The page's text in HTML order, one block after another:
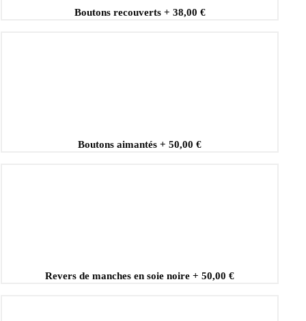
Boutons recouverts+ 38,00 €
Boutons aimantés +50,00 €
Revers de manches en soie noire+50,00 €